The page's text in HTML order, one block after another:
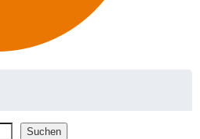
Suchen